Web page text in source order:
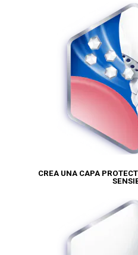
CREA UNA CAPA